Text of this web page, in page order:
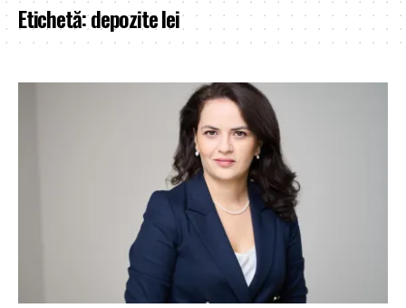
Etichetă:depozite lei